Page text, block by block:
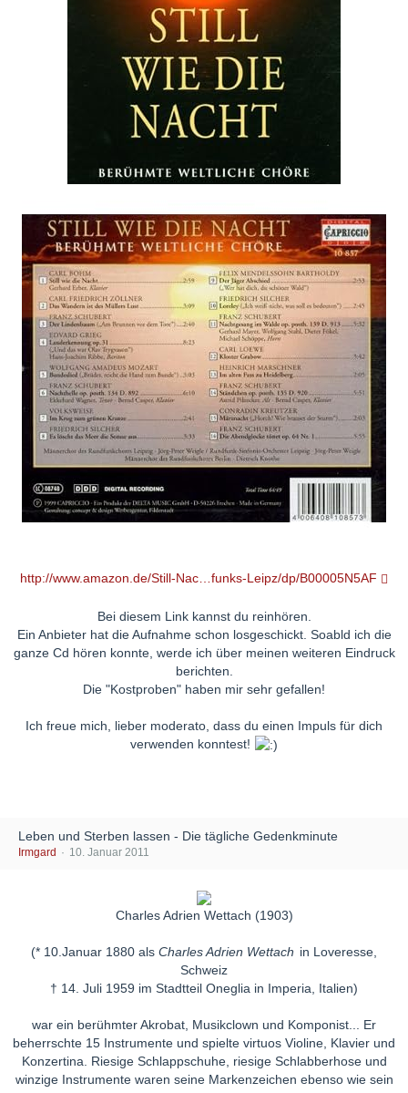
http://www.amazon.de/Still-Nac…funks-Leipz/dp/B00005N5AF
Bei diesem Link kannst du reinhören.
Ein Anbieter hat die Aufnahme schon losgeschickt. Soabld ich die
ganze Cd hören konnte, werde ich über meinen weiteren Eindruck
berichten.
Die "Kostproben" haben mir sehr gefallen!
Ich freue mich, lieber moderato, dass du einen Impuls für dich
verwenden konntest!
Leben und Sterben lassen - Die tägliche Gedenkminute
Irmgard 10. Januar 2011
Charles Adrien Wettach (1903)
(* 10.Januar 1880 als Charles Adrien Wettach in Loveresse,
Schweiz
† 14. Juli 1959 im Stadtteil Oneglia in Imperia, Italien)
war ein berühmter Akrobat, Musikclown und Komponist... Er
beherrschte 15 Instrumente und spielte virtuos Violine, Klavier und
Konzertina. Riesige Schlappschuhe, riesige Schlabberhose und
winzige Instrumente waren seine Markenzeichen ebenso wie sein